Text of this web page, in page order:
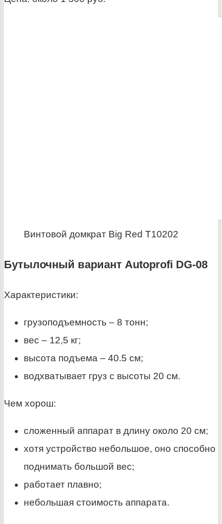
Винтовой домкрат Big Red T10202
Бутылочный вариант Autoprofi DG-08
Характеристики:
грузоподъемность – 8 тонн;
вес – 12,5 кг;
высота подъема – 40.5 см;
водхватывает груз с высоты 20 см.
Чем хорош:
сложенный аппарат в длину около 20 см;
хотя устройство небольшое, оно способно
поднимать большой вес;
работает плавно;
небольшая стоимость аппарата.